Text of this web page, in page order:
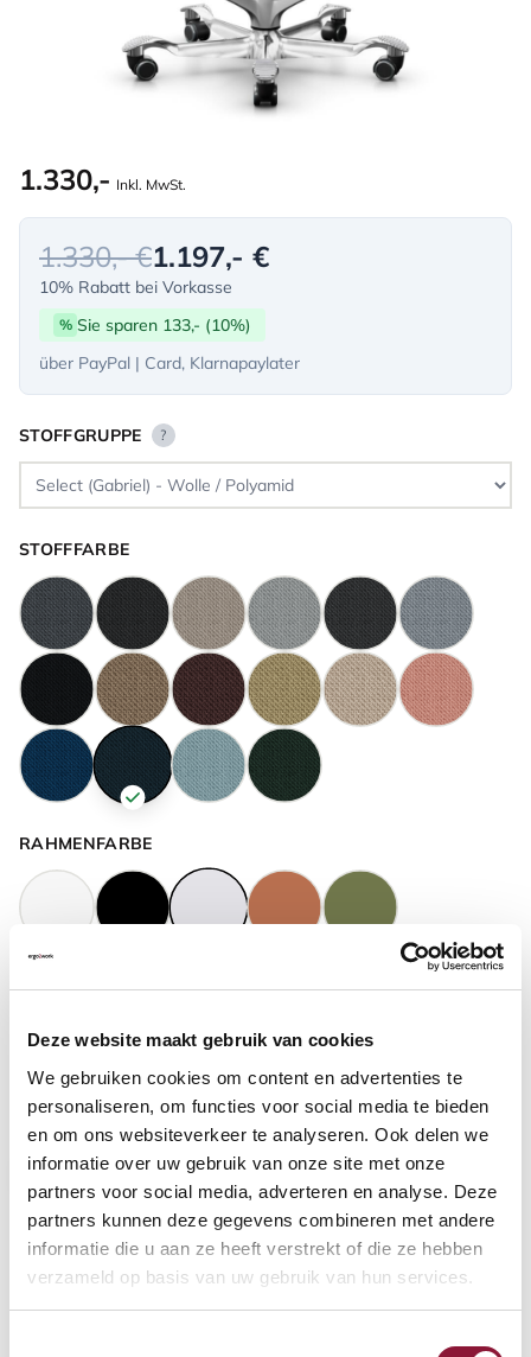
Deze website maakt gebruik van cookies
We gebruiken cookies om content en advertenties te
personaliseren, om functies voor social media te bieden
en om ons websiteverkeer te analyseren. Ook delen we
informatie over uw gebruik van onze site met onze
partners voor social media, adverteren en analyse. Deze
partners kunnen deze gegevens combineren met andere
informatie die u aan ze heeft verstrekt of die ze hebben
verzameld op basis van uw gebruik van hun services.
1.330,- Inkl. MwSt.
1.330,- €1.197,- €
10% Rabatt bei Vorkasse
% Sie sparen 133,- (10%)
über PayPal | Card, Klarnapaylater
STOFFGRUPPE ?
STOFFFARBE
RAHMENFARBE
GASFEDERHÖHE
BODENKONTAKT
FUSSRING ?